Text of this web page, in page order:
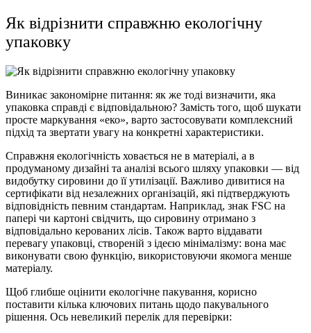
Як відрізнити справжню екологічну
упаковку
Виникає закономірне питання: як же тоді визначити, яка
упаковка справді є відповідальною? Замість того, щоб шукати
просте маркування «еко», варто застосовувати комплексний
підхід та звертати увагу на конкретні характеристики.
Справжня екологічність ховається не в матеріалі, а в
продуманому дизайні та аналізі всього шляху упаковки — від
видобутку сировини до їїутилізації. Важливо дивитися на
сертифікати від незалежних організацій, які підтверджують
відповідність певним стандартам. Наприклад, знак FSC на
папері чи картоні свідчить, що сировину отримано з
відповідально керованих лісів. Також варто віддавати
перевагу упаковці, створеній з ідеєю мінімалізму: вона має
виконувати свою функцію, використовуючи якомога менше
матеріалу.
Щоб глибше оцінити екологічне пакування, корисно
поставити кілька ключових питань щодо пакувального
рішення. Ось невеликий перелік для перевірки: